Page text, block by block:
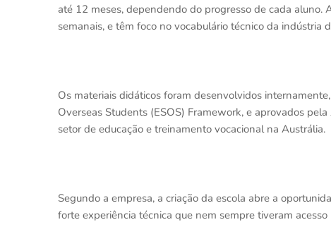
até 12 meses, dependendo do progresso de cada aluno.
semanais, e têm foco no vocabulário técnico da
Os materiais didáticos foram desenvolvidos
Overseas Students (ESOS) Framework, e aprovados
setor de educação e treinamento vocacional na Austrália.
Segundo a empresa, a criação da escola abre a
forte experiência técnica que nem sempre tiveram